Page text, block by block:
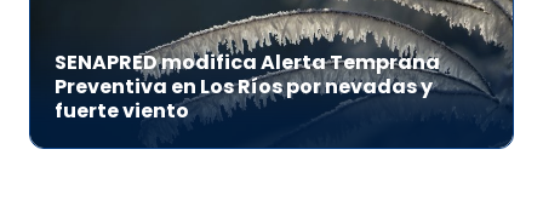
SENAPRED modifica Alerta Temprana
Preventiva en Los Ríos por nevadas y
fuerte viento